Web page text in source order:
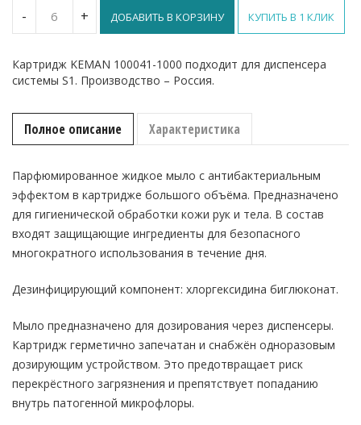
-
Мыло
жидкое
Альбасофт
–
1л
(S1)
KEMAN
1000
+ ДОБАВИТЬ В КОРЗИНУ КУПИТЬ В 1 КЛИК
Картридж KEMAN 100041-1000 подходит для диспенсера
системы S1. Производство – Россия.
Полное описание Характеристика
Парфюмированное жидкое мыло с антибактериальным
эффектом в картридже большого объёма. Предназначено
для гигиенической обработки кожи рук и тела. В состав
входят защищающие ингредиенты для безопасного
многократного использования в течение дня.
Дезинфицирующий компонент: хлоргексидина биглюконат.
Мыло предназначено для дозирования через диспенсеры.
Картридж герметично запечатан и снабжён одноразовым
дозирующим устройством. Это предотвращает риск
перекрёстного загрязнения и препятствует попаданию
внутрь патогенной микрофлоры.